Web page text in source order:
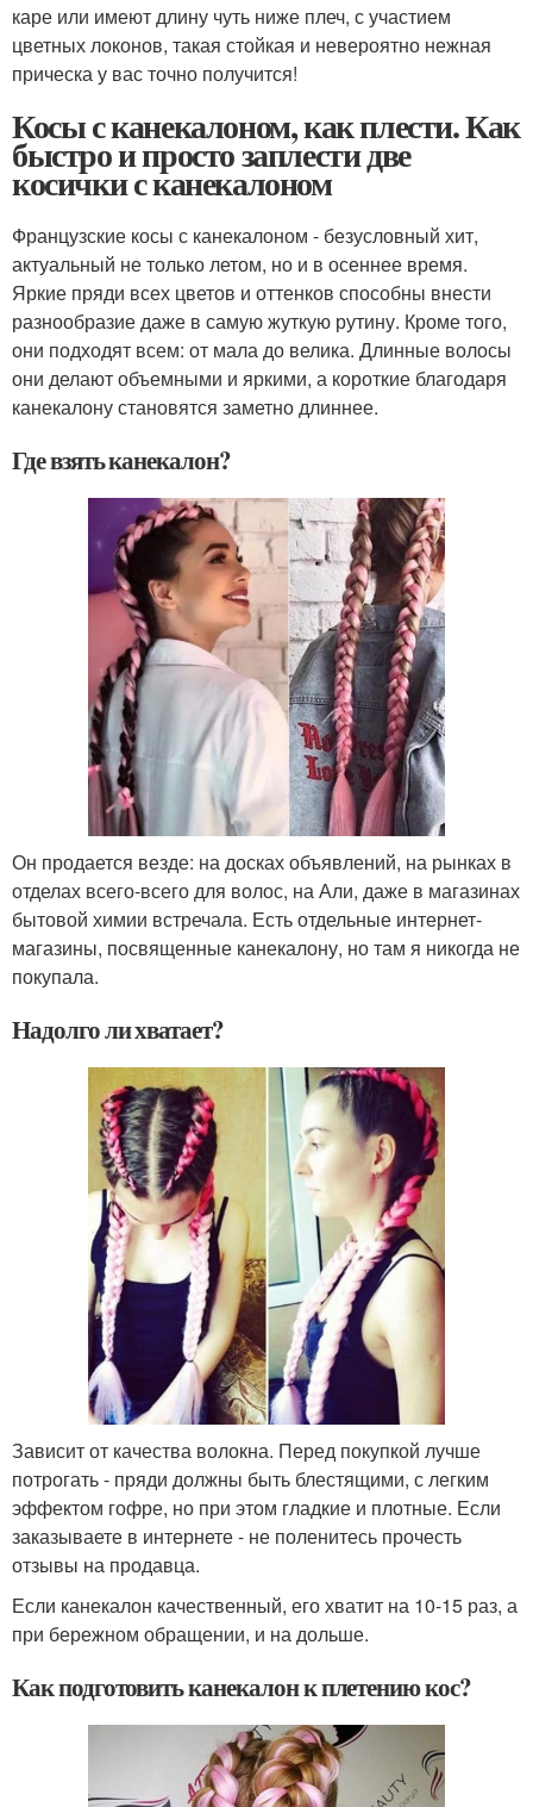
каре или имеют длину чуть ниже плеч, с участием
цветных локонов, такая стойкая и невероятно нежная
прическа у вас точно получится!
Косы с канекалоном, как плести. Как
быстро и просто заплести две
косички с канекалоном
Французские косы с канекалоном - безусловный хит,
актуальный не только летом, но и в осеннее время.
Яркие пряди всех цветов и оттенков способны внести
разнообразие даже в самую жуткую рутину. Кроме того,
они подходят всем: от мала до велика. Длинные волосы
они делают объемными и яркими, а короткие благодаря
канекалону становятся заметно длиннее.
Где взять канекалон?
Он продается везде: на досках объявлений, на рынках в
отделах всего-всего для волос, на Али, даже в магазинах
бытовой химии встречала. Есть отдельные интернет-
магазины, посвященные канекалону, но там я никогда не
покупала.
Надолго ли хватает?
Зависит от качества волокна. Перед покупкой лучше
потрогать - пряди должны быть блестящими, с легким
эффектом гофре, но при этом гладкие и плотные. Если
заказываете в интернете - не поленитесь прочесть
отзывы на продавца.
Если канекалон качественный, его хватит на 10-15 раз, а
при бережном обращении, и на дольше.
Как подготовить канекалон к плетению кос?